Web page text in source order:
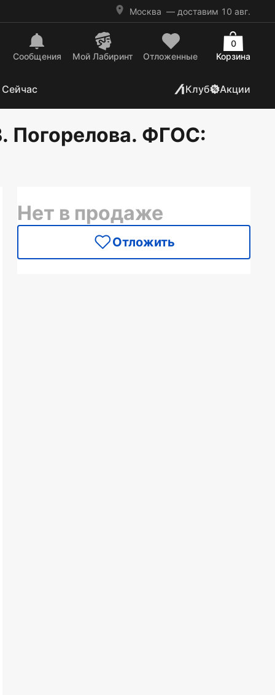
Москва — доставим 10 авг.
Сообщения Mой Лабиринт Отложенные Корзина
0
Клуб Акции
Погорелова. ФГОС:
Нет в продаже
Отложить